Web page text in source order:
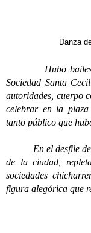
Danza
Hubo bailes en
Sociedad Santa
autoridades, cuerpo
celebrar en la
tanto público que
En el desfile de
de la ciudad,
sociedades
figura alegórica que